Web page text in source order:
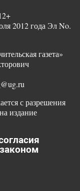
2012 года Эл No.
газета»
с разрешения
издание